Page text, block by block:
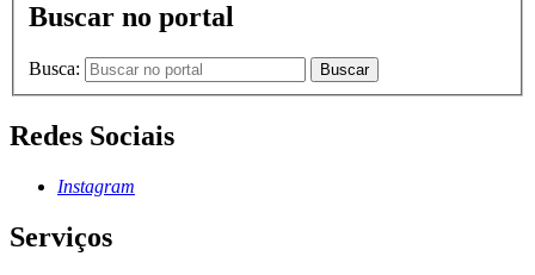
Buscar no portal
Busca: Buscar
Redes Sociais
Instagram
Serviços